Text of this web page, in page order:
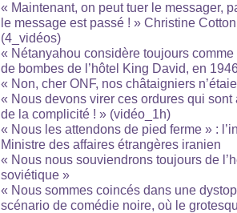
« Maintenant, on peut tuer le messager,
le message est passé ! » Christine
(4_vidéos)
« Nétanyahou considère toujours
de bombes de l’hôtel King David, en
« Non, cher ONF, nos châtaigniers
« Nous devons virer ces ordures qui sont
de la complicité ! » (vidéo_1h)
« Nous les attendons de pied ferme » :
Ministre des affaires étrangères iranien
« Nous nous souviendrons toujours de
soviétique »
« Nous sommes coincés dans une
scénario de comédie noire, où le